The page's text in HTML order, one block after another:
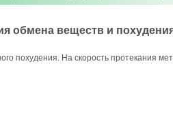
обмена веществ и
похудения. На скорость протекания